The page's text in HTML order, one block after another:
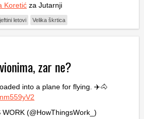
Koretić za Jutarnji
jeftini letovi Velika škrtica
zar ne?
into a plane for flying. ✈️🐴
(@HowThingsWork_)